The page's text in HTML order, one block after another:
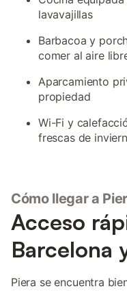
lavavajillas
Barbacoa y
comer al aire
Aparcamiento
propiedad
Wi-Fi y
frescas de
Cómo llegar a
Acceso
Barcelona
Piera se encuentra